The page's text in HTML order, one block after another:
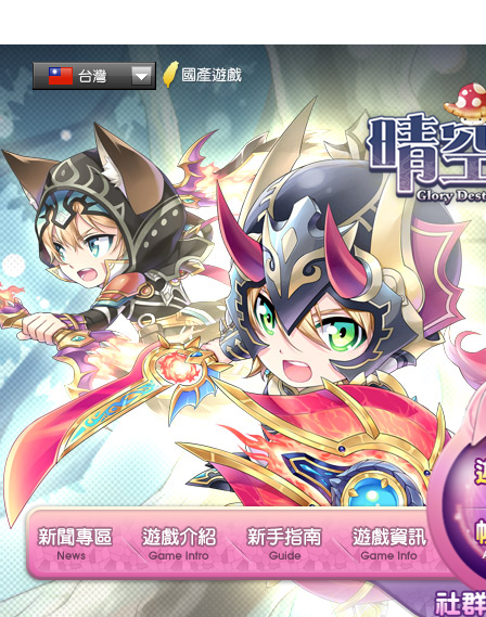
新聞專區 遊戲介紹 新手指南